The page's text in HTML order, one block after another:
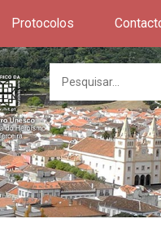
Protocolos